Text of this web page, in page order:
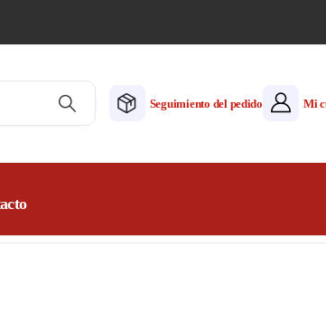
Seguimiento del pedido Mi